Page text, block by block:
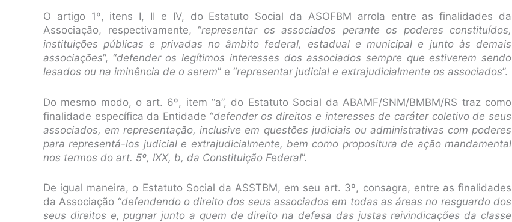
O artigo 1º, itens I, II e IV, do Estatuto Social da ASOFBM arrola entre as finalidades da
Associação, respectivamente, “representar os associados perante os poderes constituídos,
instituições públicas e privadas no âmbito federal, estadual e municipal e junto às demais
associações”, “defender os legítimos interesses dos associados sempre que estiverem sendo
lesados ou na iminência de o serem” e “representar judicial e extrajudicialmente os associados”.
Do mesmo modo, o art. 6º, item “a”, do Estatuto Social da ABAMF/SNM/BMBM/RS traz como
finalidade específica da Entidade “defender os direitos e interesses de caráter coletivo de seus
associados, em representação, inclusive em questões judiciais ou administrativas com poderes
para representá-los judicial e extrajudicialmente, bem como propositura de ação mandamental
nos termos do art. 5º, IXX, b, da Constituição Federal”.
De igual maneira, o Estatuto Social da ASSTBM, em seu art. 3º, consagra, entre as finalidades
da Associação “defendendo o direito dos seus associados em todas as áreas no resguardo dos
seus direitos e, pugnar junto a quem de direito na defesa das justas reivindicações da classe